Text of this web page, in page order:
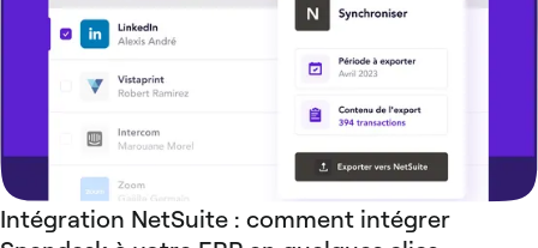
Intégration NetSuite : comment intégrer